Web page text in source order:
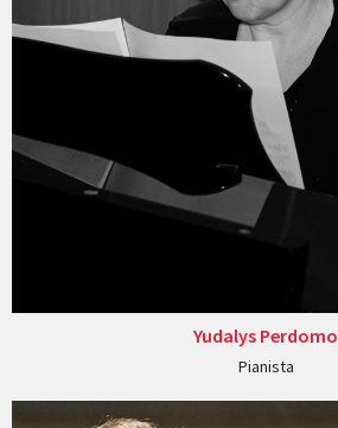
Yudalys Perdomo
Pianista